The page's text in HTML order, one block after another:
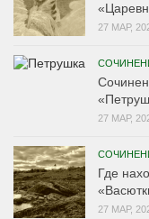
27 МАР,
27 МАР,
Где
27 МАР,